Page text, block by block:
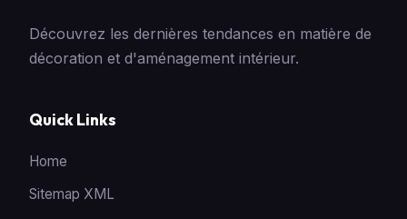
Découvrez les dernières tendances en matière de
décoration et d'aménagement intérieur.
Quick Links
Home
Sitemap XML